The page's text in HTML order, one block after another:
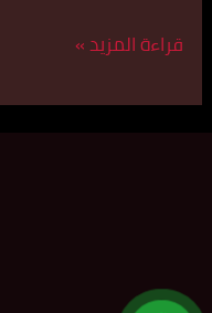
قراءة المزيد »